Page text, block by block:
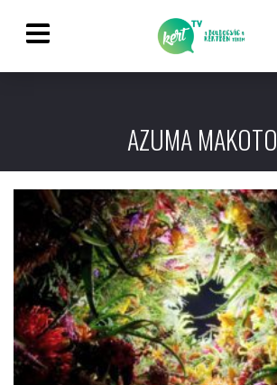
AZUMA MAKOTO